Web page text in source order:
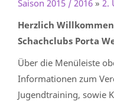
Saison 2015 / 2016 » 2.
Herzlich
Schachclubs Porta
Über die Menüleiste
Informationen zum
Jugendtraining, sowie